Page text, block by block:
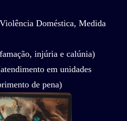
Doméstica, Medida
injúria e calúnia)
em unidades
de pena)